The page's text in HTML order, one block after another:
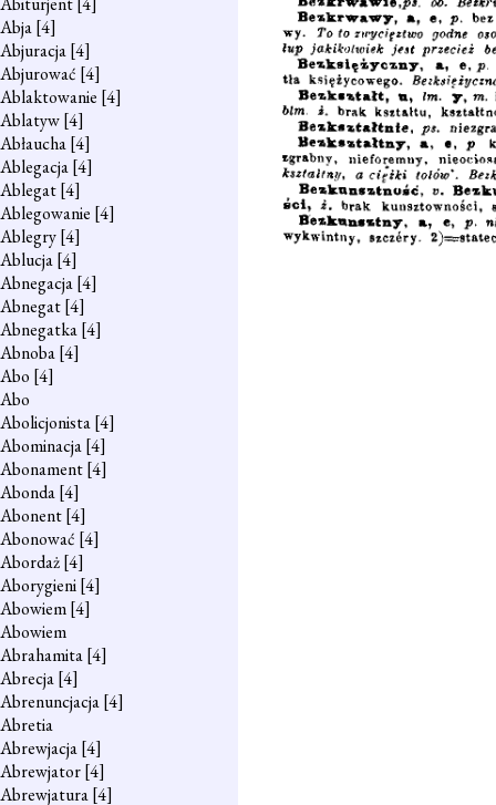
Abja[4]
Abjuracja[4]
Abjurować [4]
Ablaktowanie [4]
Ablatyw[4]
Abłaucha[4]
Ablegacja[4]
Ablegat[4]
Ablegowanie [4]
Ablegry[4]
Ablucja[4]
Abnegacja[4]
Abnegat[4]
Abnegatka[4]
Abnoba[4]
Abo [4]
Abo
Abolicjonista[4]
Abominacja[4]
Abonament[4]
Abonda[4]
Abonent[4]
Abonować [4]
Abordaż[4]
Aborygieni[4]
Abowiem[4]
Abowiem
Abrahamita[4]
Abrecja[4]
Abrenuncjacja[4]
Abretia
Abrewjacja[4]
Abrewjator[4]
Abrewjatura[4]